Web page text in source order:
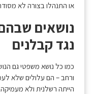
או התנהלו בצורה לא מסודרת או
נושאים שבהם
נגד קבלנים
כמו כל נושא משפטי גם הנושא של
ורחב – הם עלולים שלא לעמוד
הייתה רשלנית ולא מעמיקה,